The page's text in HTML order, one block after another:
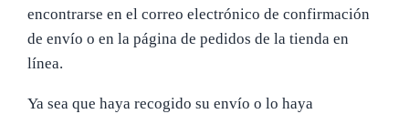
encontrarse en el correo electrónico de confirmación
de envío o en la página de pedidos de la tienda en
línea.
Ya sea que haya recogido su envío o lo haya